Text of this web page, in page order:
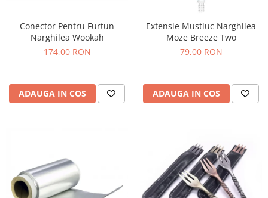
Conector Pentru Furtun
Narghilea Wookah
174,00 RON
ADAUGA IN COS
Extensie Mustiuc Narghilea
Moze Breeze Two
79,00 RON
ADAUGA IN COS